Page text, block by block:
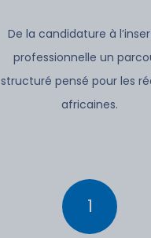
De la candidature à
professionnelle un
structuré pensé pour les
africaines.
1